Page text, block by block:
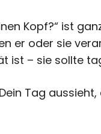
Kopf?“ ist
er oder sie
ist – sie sollte
Tag